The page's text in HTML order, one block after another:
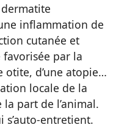
inflammation de
cutanée et
favorisée par la
otite, d’une atopie…
locale de la
part de l’animal.
s’auto-entretient.